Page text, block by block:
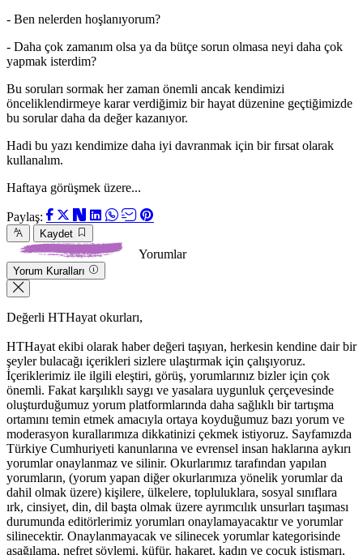
- Ben nelerden hoşlanıyorum?
- Daha çok zamanım olsa ya da bütçe sorun olmasa neyi daha çok
yapmak isterdim?
Bu soruları sormak her zaman önemli ancak kendimizi
önceliklendirmeye karar verdiğimiz bir hayat düzenine geçtiğimizde
bu sorular daha da değer kazanıyor.
Hadi bu yazı kendimize daha iyi davranmak için bir fırsat olarak
kullanalım.
Haftaya görüşmek üzere...
Paylaş:
Kaydet
Yorumlar
Yorum Kuralları
Değerli HTHayat okurları,
HTHayat ekibi olarak haber değeri taşıyan, herkesin kendine dair bir
şeyler bulacağı içerikleri sizlere ulaştırmak için çalışıyoruz.
İçeriklerimiz ile ilgili eleştiri, görüş, yorumlarınız bizler için çok
önemli. Fakat karşılıklı saygı ve yasalara uygunluk çerçevesinde
oluşturduğumuz yorum platformlarında daha sağlıklı bir tartışma
ortamını temin etmek amacıyla ortaya koyduğumuz bazı yorum ve
moderasyon kurallarımıza dikkatinizi çekmek istiyoruz. Sayfamızda
Türkiye Cumhuriyeti kanunlarına ve evrensel insan haklarına aykırı
yorumlar onaylanmaz ve silinir. Okurlarımız tarafından yapılan
yorumların, (yorum yapan diğer okurlarımıza yönelik yorumlar da
dahil olmak üzere) kişilere, ülkelere, topluluklara, sosyal sınıflara
ırk, cinsiyet, din, dil başta olmak üzere ayrımcılık unsurları taşıması
durumunda editörlerimiz yorumları onaylamayacaktır ve yorumlar
silinecektir. Onaylanmayacak ve silinecek yorumlar kategorisinde
aşağılama, nefret söylemi, küfür, hakaret, kadın ve çocuk istismarı,